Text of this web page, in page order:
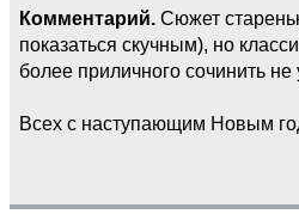
Комментарий. Сюжет
показаться скучным), но
более приличного сочинить не
Всех с наступающим Новым